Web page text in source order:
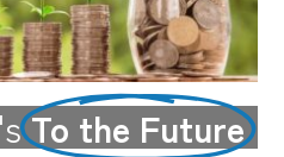
To the Future